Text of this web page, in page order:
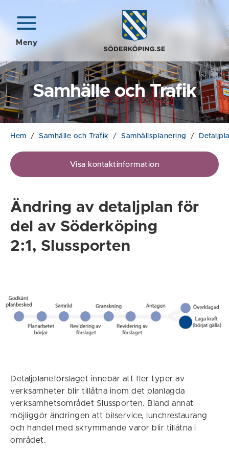
Meny
Samhälle och Trafik
Hem / Samhälle och Trafik / Samhällsplanering /
Visa kontaktinformation
Ändring av detaljplan för
del av Söderköping
2:1, Slussporten
Detaljplaneförslaget innebär att fler typer av
verksamheter blir tillåtna inom det planlagda
verksamhetsområdet Slussporten. Bland annat
möjliggör ändringen att bilservice, lunchrestaurang
och handel med skrymmande varor blir tillåtna i
området.